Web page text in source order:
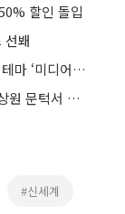
할인 돌입
선봬
신세계백화점, 국가유산청 손잡고 세종대왕 테마 ‘미디어아트 공모전’ 연다
美 클래리티 법안 연내 통과 가능성 13%…상원 문턱서 제동
#신세계